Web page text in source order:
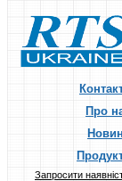
Про
Запросити